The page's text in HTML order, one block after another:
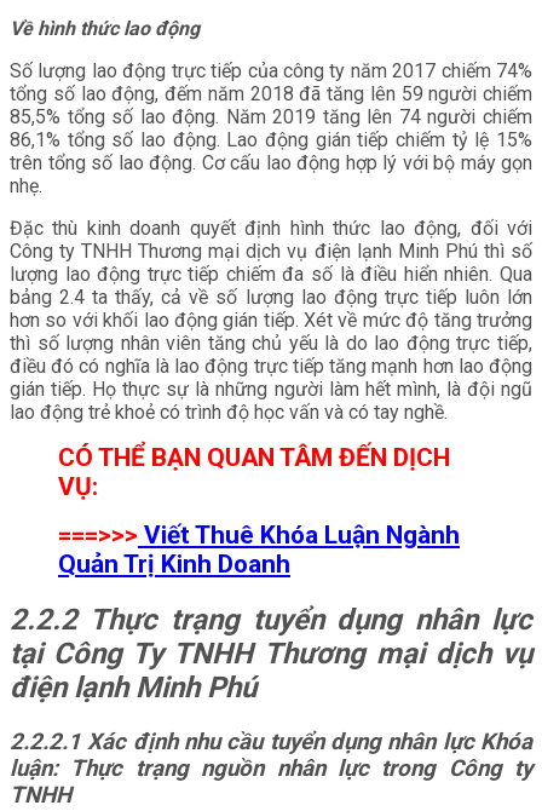
Về hình thức lao động
Số lượng lao động trực tiếp của công ty năm 2017 chiếm 74%
tổng số lao động, đếm năm 2018 đã tăng lên 59 người chiếm
85,5% tổng số lao động. Năm 2019 tăng lên 74 người chiếm
86,1% tổng số lao động. Lao động gián tiếp chiếm tỷ lệ 15%
trên tổng số lao động. Cơ cấu lao động hợp lý với bộ máy gọn
nhẹ.
Đặc thù kinh doanh quyết định hình thức lao động, đối với
Công ty TNHH Thương mại dịch vụ điện lạnh Minh Phú thì số
lượng lao động trực tiếp chiếm đa số là điều hiển nhiên. Qua
bảng 2.4 ta thấy, cả về số lượng lao động trực tiếp luôn lớn
hơn so với khối lao động gián tiếp. Xét về mức độ tăng trưởng
thì số lượng nhân viên tăng chủ yếu là do lao động trực tiếp,
điều đó có nghĩa là lao động trực tiếp tăng mạnh hơn lao động
gián tiếp. Họ thực sự là những người làm hết mình, là đội ngũ
lao động trẻ khoẻ có trình độ học vấn và có tay nghề.
CÓ THỂ BẠN QUAN TÂM ĐẾN DỊCH
VỤ:
===>>> Viết Thuê Khóa Luận Ngành
Quản Trị Kinh Doanh
2.2.2 Thực trạng tuyển dụng nhân lực
tại Công Ty TNHH Thương mại dịch vụ
điện lạnh Minh Phú
2.2.2.1 Xác định nhu cầu tuyển dụng nhân lực Khóa
luận: Thực trạng nguồn nhân lực trong Công ty
TNHH